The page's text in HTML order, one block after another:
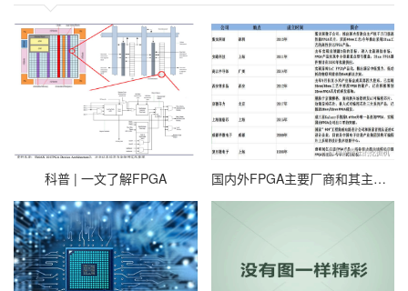
杜民谈谈无线电通信中的呼号管理;中国无线电管理;1996年05期
15
宋于卿研究中的无线电通信标准;电子机械工程;1994年04期
董为;要重视无线电通信在银行的应用;金融理论与实践;1985年04期
谷玉翠;地下无线电通信;传输线技术;1982年04期
18
刘佳;关于无线电通信中的同址干扰问题;数字通信世界;2017年10期
科普 | 一文了解FPGA 国内外FPGA主要厂商和其主要芯片代表汇总